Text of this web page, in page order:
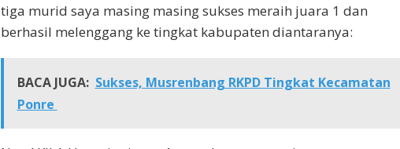
tiga murid saya masing masing sukses meraih juara 1 dan
berhasil melenggang ke tingkat kabupaten diantaranya:
BACA JUGA: Sukses, Musrenbang RKPD Tingkat Kecamatan
Ponre